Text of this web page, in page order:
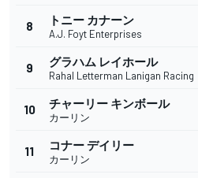
8 トニー カナーン
A.J. Foyt Enterprises
9 グラハム レイホール
Rahal Letterman Lanigan Racing
10 チャーリー キンボール
カーリン
11 コナー デイリー
カーリン